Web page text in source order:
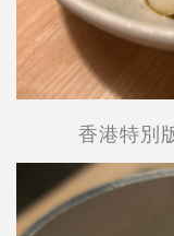
香港特別